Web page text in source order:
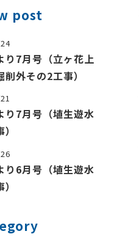
post
り7月号（立ヶ花上
外その2工事）
り7月号（埴生遊水
り6月号（埴生遊水